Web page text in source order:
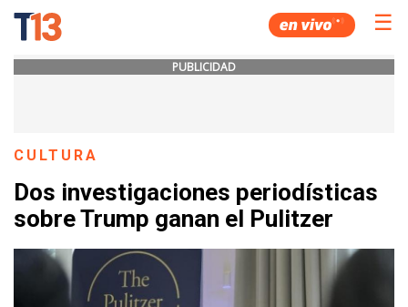
☰
PUBLICIDAD
CULTURA
Dos investigaciones periodísticas
sobre Trump ganan el Pulitzer